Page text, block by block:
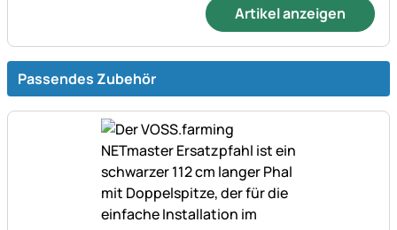
Artikel anzeigen
Passendes Zubehör